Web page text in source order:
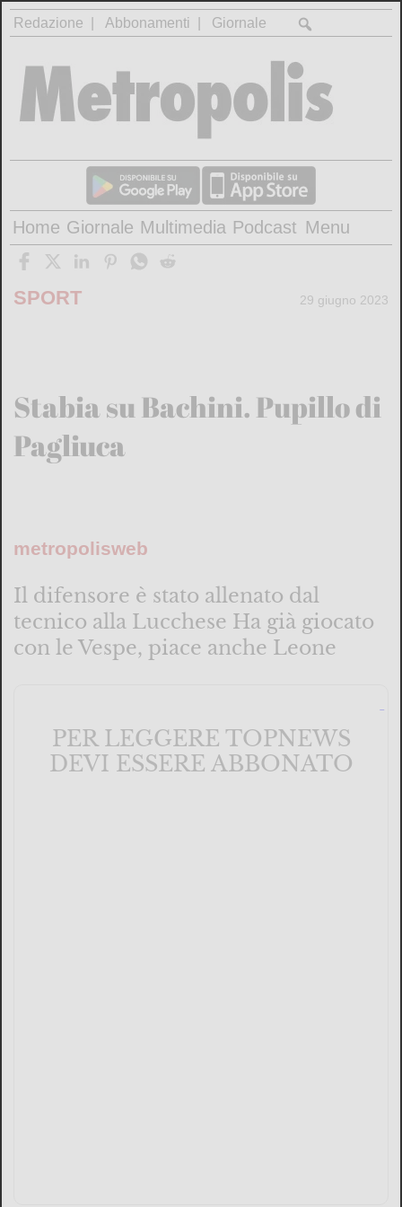
Redazione Abbonamenti Giornale
Home Giornale Multimedia Podcast Menu
SPORT 29 giugno 2023
Stabia su Bachini. Pupillo di
Pagliuca
metropolisweb
Il difensore è stato allenato dal
tecnico alla Lucchese Ha già giocato
con le Vespe, piace anche Leone
PER LEGGERE TOPNEWS
DEVI ESSERE ABBONATO